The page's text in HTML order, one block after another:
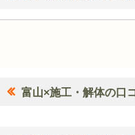
富山×施工・解体の口